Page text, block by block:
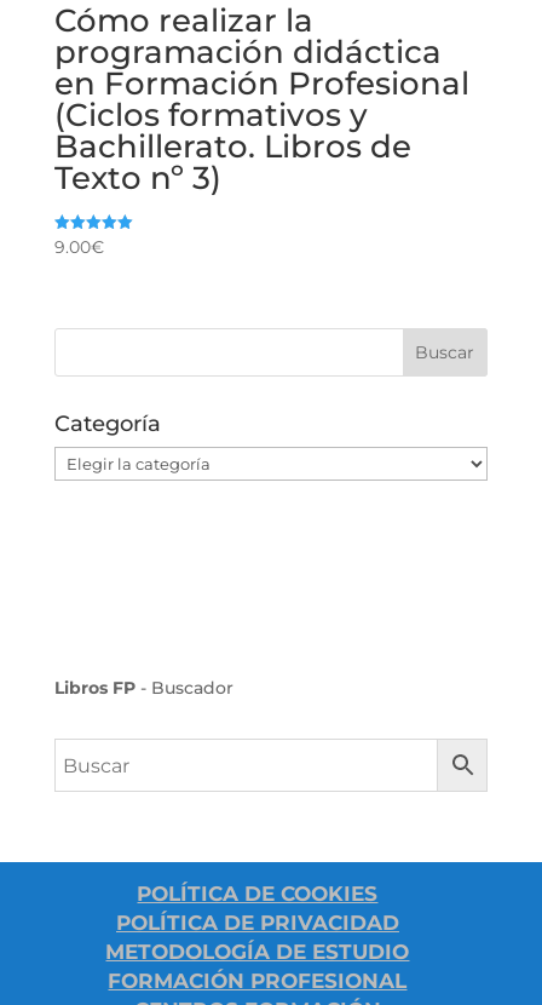
Cómo realizar la
programación didáctica
en Formación Profesional
(Ciclos formativos y
Bachillerato. Libros de
Texto nº 3)
Valorado
9.00€
Categoría
Categoría
Libros FP- Buscador
POLÍTICA DE COOKIES
POLÍTICA DE PRIVACIDAD
METODOLOGÍA DE ESTUDIO
FORMACIÓN PROFESIONAL